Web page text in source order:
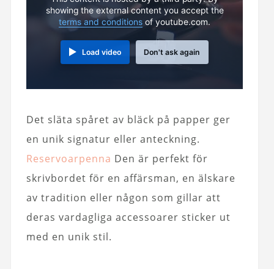
showing the external content you accept the
terms and conditions of youtube.com.
Load video Don't ask again
Det släta spåret av bläck på papper ger
en unik signatur eller anteckning.
Reservoarpenna Den är perfekt för
skrivbordet för en affärsman, en älskare
av tradition eller någon som gillar att
deras vardagliga accessoarer sticker ut
med en unik stil.